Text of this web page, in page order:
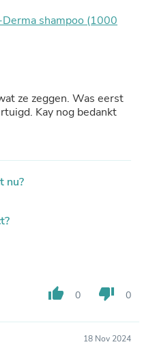
shampoo (1000
ze zeggen. Was eerst
Kay nog bedankt
nu?
thumb_up 0 thumb_down 0
18 Nov 2024